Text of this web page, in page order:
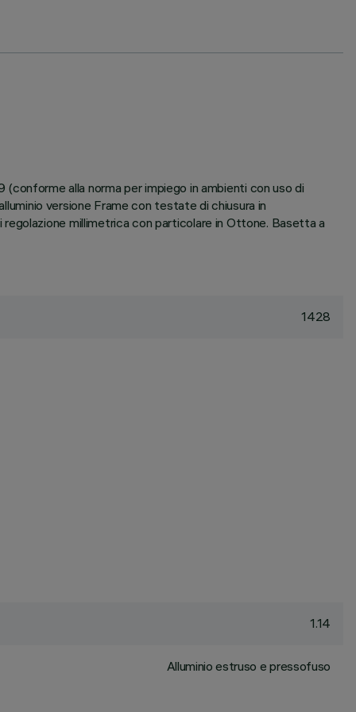
alla norma per impiego in ambienti con uso di
versione Frame con testate di chiusura in
millimetrica con particolare in Ottone. Basetta a
1428
1.14
Alluminio estruso e pressofuso